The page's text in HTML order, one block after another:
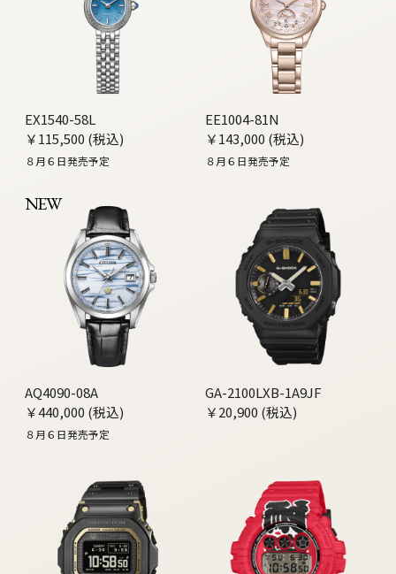
EX1540-58L
￥115,500 (税込)
８月６日発売予定
EE1004-81N
￥143,000 (税込)
８月６日発売予定
NEW
AQ4090-08A
￥440,000 (税込)
８月６日発売予定
GA-2100LXB-1A9JF
￥20,900 (税込)